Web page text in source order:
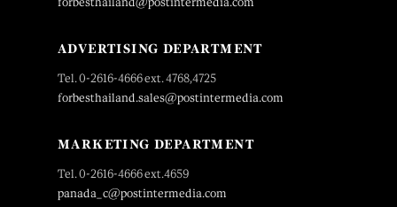
ADVERTISING DEPARTMENT
Tel. 0-2616-4666 ext. 4768,4725
forbesthailand.sales@postintermedia.com
MARKETING DEPARTMENT
Tel. 0-2616-4666 ext.4659
panada_c@postintermedia.com